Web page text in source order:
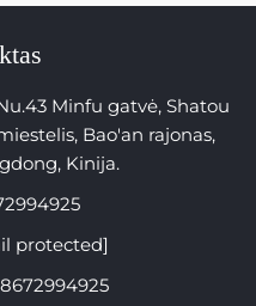
Minfu gatvė, Shatou
Bao'an rajonas,
Kinija.
protected]